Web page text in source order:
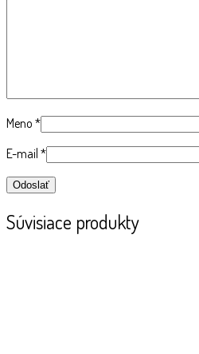
Meno *
E-mail *
Súvisiace produkty